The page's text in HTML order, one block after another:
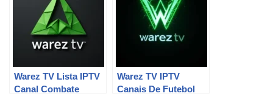
Warez TV Lista IPTV
Canal Combate
Warez TV IPTV
Canais De Futebol